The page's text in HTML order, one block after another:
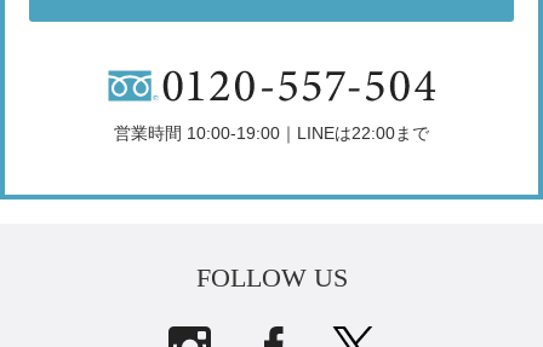
営業時間 10:00-19:00｜LINEは22:00まで
FOLLOW US